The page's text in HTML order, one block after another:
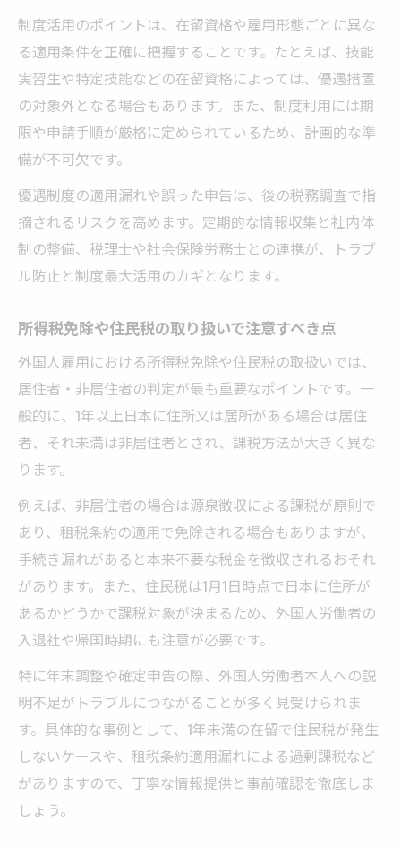
制度活用のポイントは、在留資格や雇用形態ごとに異な
る適用条件を正確に把握することです。たとえば、技能
実習生や特定技能などの在留資格によっては、優遇措置
の対象外となる場合もあります。また、制度利用には期
限や申請手順が厳格に定められているため、計画的な準
備が不可欠です。
優遇制度の適用漏れや誤った申告は、後の税務調査で指
摘されるリスクを高めます。定期的な情報収集と社内体
制の整備、税理士や社会保険労務士との連携が、トラブ
ル防止と制度最大活用のカギとなります。
所得税免除や住民税の取り扱いで注意すべき点
外国人雇用における所得税免除や住民税の取扱いでは、
居住者・非居住者の判定が最も重要なポイントです。一
般的に、1年以上日本に住所又は居所がある場合は居住
者、それ未満は非居住者とされ、課税方法が大きく異な
ります。
例えば、非居住者の場合は源泉徴収による課税が原則で
あり、租税条約の適用で免除される場合もありますが、
手続き漏れがあると本来不要な税金を徴収されるおそれ
があります。また、住民税は1月1日時点で日本に住所が
あるかどうかで課税対象が決まるため、外国人労働者の
入退社や帰国時期にも注意が必要です。
特に年末調整や確定申告の際、外国人労働者本人への説
明不足がトラブルにつながることが多く見受けられま
す。具体的な事例として、1年未満の在留で住民税が発生
しないケースや、租税条約適用漏れによる過剰課税など
がありますので、丁寧な情報提供と事前確認を徹底しま
しょう。